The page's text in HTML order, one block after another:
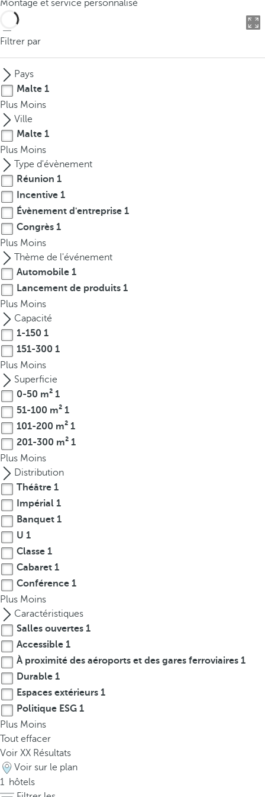
o
c
n
p
r
e
s
t
h
e
d
o
w
n
a
r
r
o
w
k
y
t
o
n
a
v
i
g
a
t
e
o
t
h
e
f
i
r
s
t
o
t
i
o
n
o
n
t
h
e
Montage et service personnalisé
Filtrer par
Pays
Malte 1
Plus Moins
Ville
Malte 1
Plus Moins
Type d'évènement
Réunion 1
Incentive 1
Évènement d'entreprise 1
Congrès 1
Plus Moins
Thème de l'événement
Automobile 1
Lancement de produits 1
Plus Moins
Capacité
1-150 1
151-300 1
Plus Moins
Superficie
0-50 m² 1
51-100 m² 1
101-200 m² 1
201-300 m² 1
Plus Moins
Distribution
Théâtre 1
Impérial 1
Banquet 1
U 1
Classe 1
Cabaret 1
Conférence 1
Plus Moins
Caractéristiques
Salles ouvertes 1
Accessible 1
À proximité des aéroports et des gares ferroviaires 1
Durable 1
Espaces extérieurs 1
Politique ESG 1
Plus Moins
Tout effacer
Voir XX Résultats
Voir sur le plan
1 hôtels